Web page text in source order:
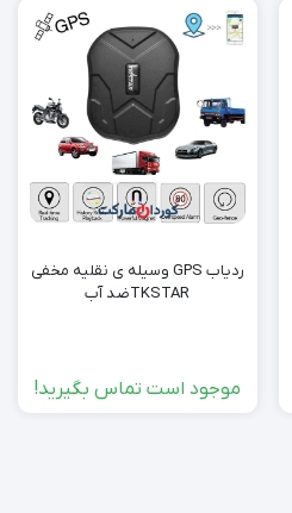
ردیاب GPS وسیله ی نقلیه مخفی
TKSTARضد آب
موجود است تماس بگیرید!